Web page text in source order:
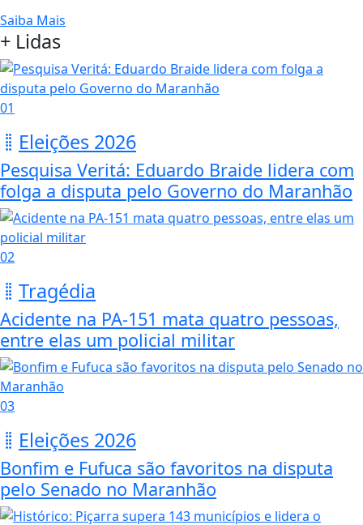
Saiba Mais
+ Lidas
01
Eleições 2026
Pesquisa Veritá: Eduardo Braide lidera com
folga a disputa pelo Governo do Maranhão
02
Tragédia
Acidente na PA-151 mata quatro pessoas,
entre elas um policial militar
03
Eleições 2026
Bonfim e Fufuca são favoritos na disputa
pelo Senado no Maranhão